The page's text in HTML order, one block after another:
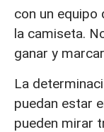
con un equipo
la camiseta.
ganar y
La
puedan estar
pueden mirar